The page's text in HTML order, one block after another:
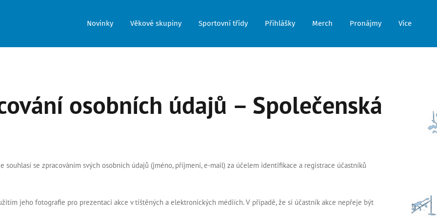
Novinky Věkové skupiny Sportovní třídy Přihlášky Merch Pronájmy Více
osobních údajů – Společenská
souhlasí se zpracováním svých osobních údajů (jméno, příjmení, e-mail) za účelem identifikace a registrace účastníků
jeho fotografie pro prezentaci akce v tištěných a elektronických médiích. V případě, že si účastník akce nepřeje být